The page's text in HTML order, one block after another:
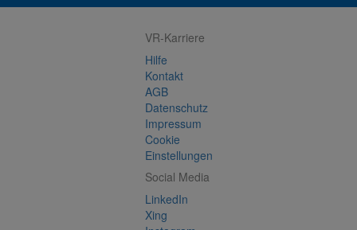
VR-Karriere
Hilfe
Kontakt
AGB
Datenschutz
Impressum
Cookie
Einstellungen
Social Media
LinkedIn
Xing